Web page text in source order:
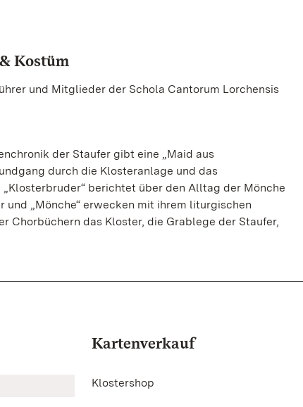
Kostüm
und Mitglieder der Schola Cantorum Lorchensis
der Staufer gibt eine „Maid aus
durch die Klosteranlage und das
berichtet über den Alltag der Mönche
„Mönche“ erwecken mit ihrem liturgischen
Chorbüchern das Kloster, die Grablege der Staufer,
Kartenverkauf
Klostershop